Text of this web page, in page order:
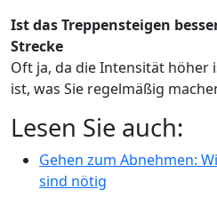
Ist das Treppensteigen
Strecke
Oft ja, da die Intensität höher
ist, was Sie regelmäßig
Lesen Sie auch:
Gehen zum Abnehmen:
sind nötig